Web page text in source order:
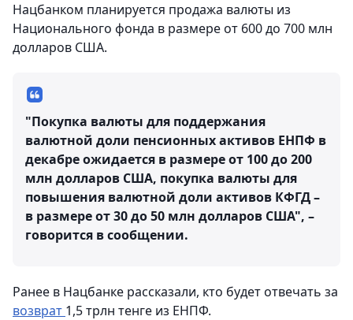
Нацбанком планируется продажа валюты из
Национального фонда в размере от 600 до 700 млн
долларов США.
"Покупка валюты для поддержания
валютной доли пенсионных активов ЕНПФ в
декабре ожидается в размере от 100 до 200
млн долларов США, покупка валюты для
повышения валютной доли активов КФГД –
в размере от 30 до 50 млн долларов США", –
говорится в сообщении.
Ранее в Нацбанке рассказали, кто будет отвечать за
возврат 1,5 трлн тенге из ЕНПФ.